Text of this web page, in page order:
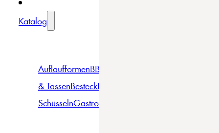
Katalog
AuflaufformenBBQ
& TassenBesteckBowls &
SchüsselnGastro